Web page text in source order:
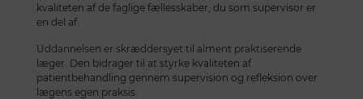
kvaliteten af de faglige fællesskaber, du som supervisor er
en del af.
Uddannelsen er skræddersyet til alment praktiserende
læger. Den bidrager til at styrke kvaliteten af
patientbehandling gennem supervision og refleksion over
lægens egen praksis.